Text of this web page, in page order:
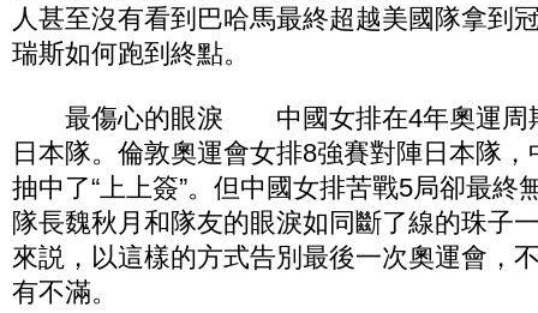
人甚至沒有看到巴哈馬最終超越美國隊拿到
瑞斯如何跑到終點。
最傷心的眼淚 中國女排在4年奧運周
日本隊。倫敦奧運會女排8強賽對陣日本隊
抽中了“上上簽”。但中國女排苦戰5局卻最終
隊長魏秋月和隊友的眼淚如同斷了線的珠子
來説，以這樣的方式告別最後一次奧運會，
有不滿。